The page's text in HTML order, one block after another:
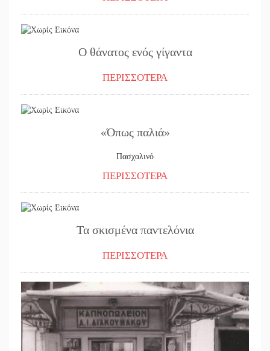
Ο θάνατος ενός γίγαντα
ΠΕΡΙΣΣΟΤΕΡΑ
«Όπως παλιά»
Πασχαλινό
ΠΕΡΙΣΣΟΤΕΡΑ
Τα σκισμένα παντελόνια
ΠΕΡΙΣΣΟΤΕΡΑ